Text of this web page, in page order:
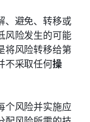
、避免、转移或
风险发生的可能
将风险转移给第
不采取任何操
个风险并实施应